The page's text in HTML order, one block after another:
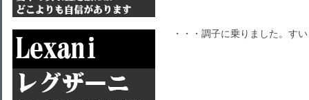
・・・調子に乗りました。す